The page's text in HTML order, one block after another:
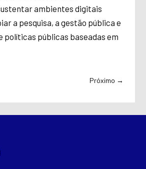
ambientes digitais
a pesquisa, a gestão pública e
políticas públicas baseadas em
Próximo →